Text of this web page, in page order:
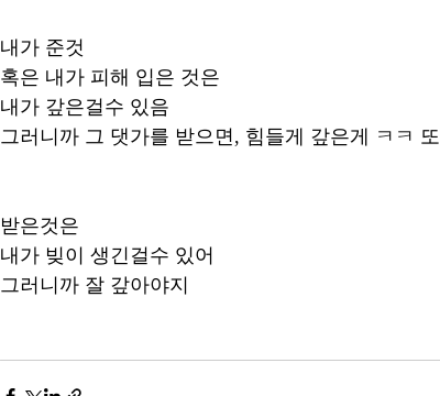
내가 준것
혹은 내가 피해 입은 것은
내가 갚은걸수 있음
그러니까 그 댓가를 받으면, 힘들게 갚은게 ㅋㅋ
받은것은
내가 빚이 생긴걸수 있어
그러니까 잘 갚아야지